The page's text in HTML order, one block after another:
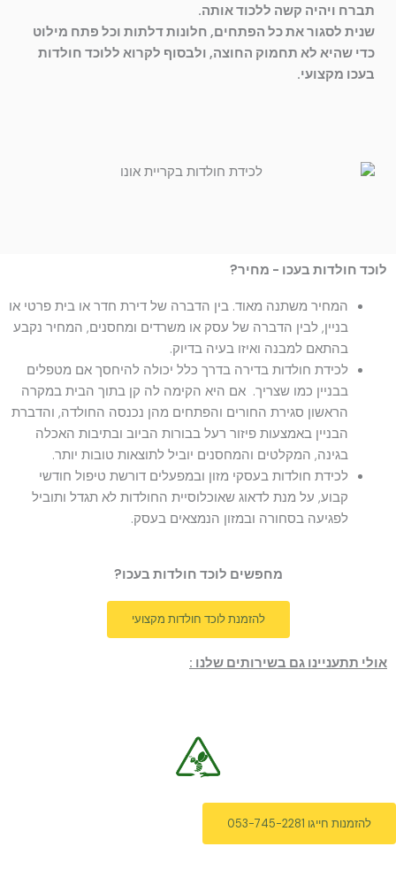
תברח ויהיה קשה ללכוד אותה.
שנית לסגור את כל הפתחים, חלונות דלתות וכל פתח מילוט
כדי שהיא לא תחמוק החוצה, ולבסוף לקרוא ללוכד חולדות
בעכו מקצועי.
לוכד חולדות בעכו - מחיר?
המחיר משתנה מאוד. בין הדברה של דירת חדר או בית פרטי או
בניין, לבין הדברה של עסק או משרדים ומחסנים, המחיר נקבע
בהתאם למבנה ואיזו בעיה בדיוק.
לכידת חולדות בדירה בדרך כלל יכולה להיחסך אם מטפלים
בבניין כמו שצריך. אם היא הקימה לה קן בתוך הבית במקרה
הראשון סגירת החורים והפתחים מהן נכנסה החולדה, והדברת
הבניין באמצעות פיזור רעל בבורות הביוב ובתיבות האכלה
בגינה, המקלטים והמחסנים יוביל לתוצאות טובות יותר.
לכידת חולדות בעסקי מזון ובמפעלים דורשת טיפול חודשי
קבוע, על מנת לדאוג שאוכלוסיית החולדות לא תגדל ותוביל
לפגיעה בסחורה ובמזון הנמצאים בעסק.
מחפשים לוכד חולדות בעכו?
להזמנת לוכד חולדות מקצועי
אולי תתעניינו גם בשירותים שלנו :
להזמנות חייגו 053-745-2281